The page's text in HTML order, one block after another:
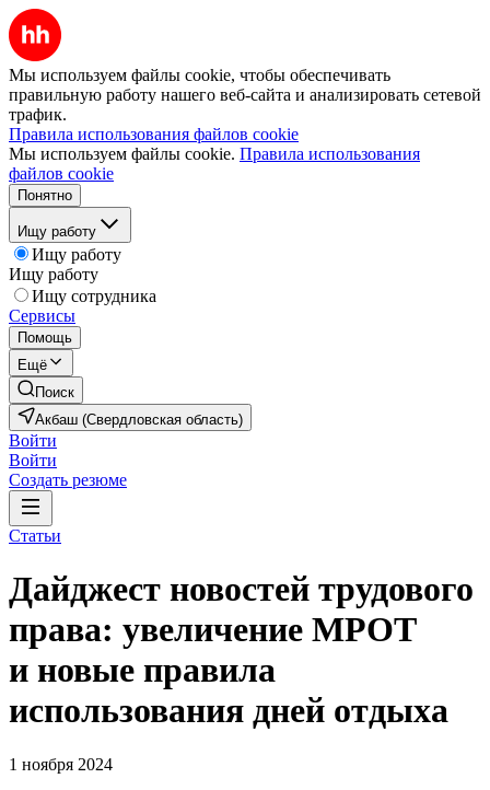
Мы используем файлы cookie, чтобы обеспечивать
правильную работу нашего веб-сайта и анализировать сетевой
трафик.
Правила использования файлов cookie
Мы используем файлы cookie. Правила использования
файлов cookie
Понятно
Ищу работу
Ищу работу
Ищу работу
Ищу сотрудника
Сервисы
Помощь
Ещё
Поиск
Акбаш (Свердловская область)
Войти
Войти
Создать резюме
Статьи
Дайджест новостей трудового
права: увеличение МРОТ
и новые правила
использования дней отдыха
1 ноября 2024